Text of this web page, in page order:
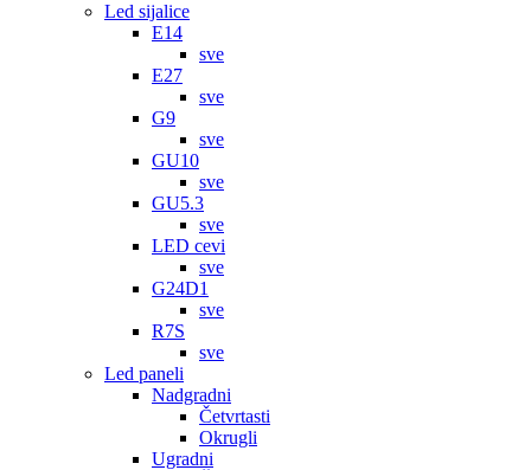
Led sijalice
E14
sve
E27
sve
G9
sve
GU10
sve
GU5.3
sve
LED cevi
sve
G24D1
sve
R7S
sve
Led paneli
Nadgradni
Četvrtasti
Okrugli
Ugradni